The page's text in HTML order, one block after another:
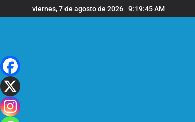
al
viernes, 7 de agosto de 2026 9:19:46 AM